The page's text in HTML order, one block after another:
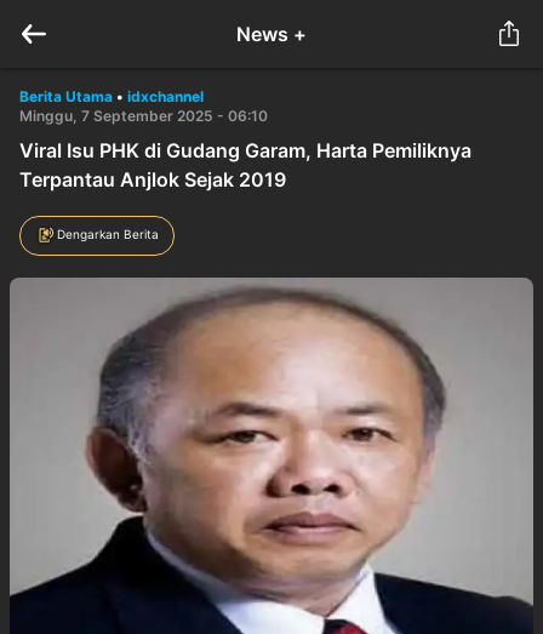
News +
Berita Utama • idxchannel
Minggu, 7 September 2025 - 06:10
Viral Isu PHK di Gudang Garam, Harta Pemiliknya
Terpantau Anjlok Sejak 2019
Dengarkan Berita